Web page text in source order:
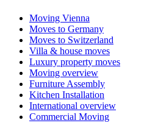
Moving Vienna
Moves to Germany
Moves to Switzerland
Villa & house moves
Luxury property moves
Moving overview
Furniture Assembly
Kitchen Installation
International overview
Commercial Moving